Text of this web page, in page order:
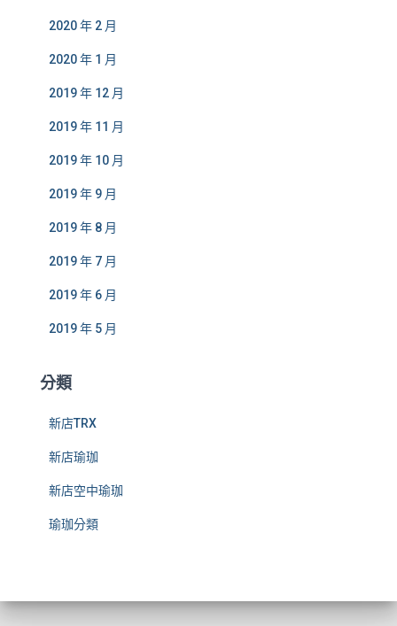
2020 年 2 月
2020 年 1 月
2019 年 12 月
2019 年 11 月
2019 年 10 月
2019 年 9 月
2019 年 8 月
2019 年 7 月
2019 年 6 月
2019 年 5 月
分類
新店TRX
新店瑜珈
新店空中瑜珈
瑜珈分類